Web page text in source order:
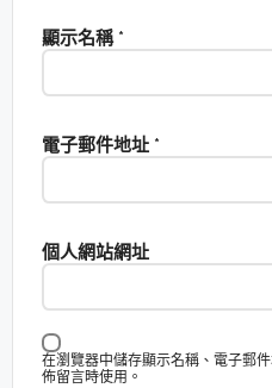
顯示名稱 *
電子郵件地址 *
個人網站網址
在瀏覽器中儲存顯示名稱、電子郵
佈留言時使用。